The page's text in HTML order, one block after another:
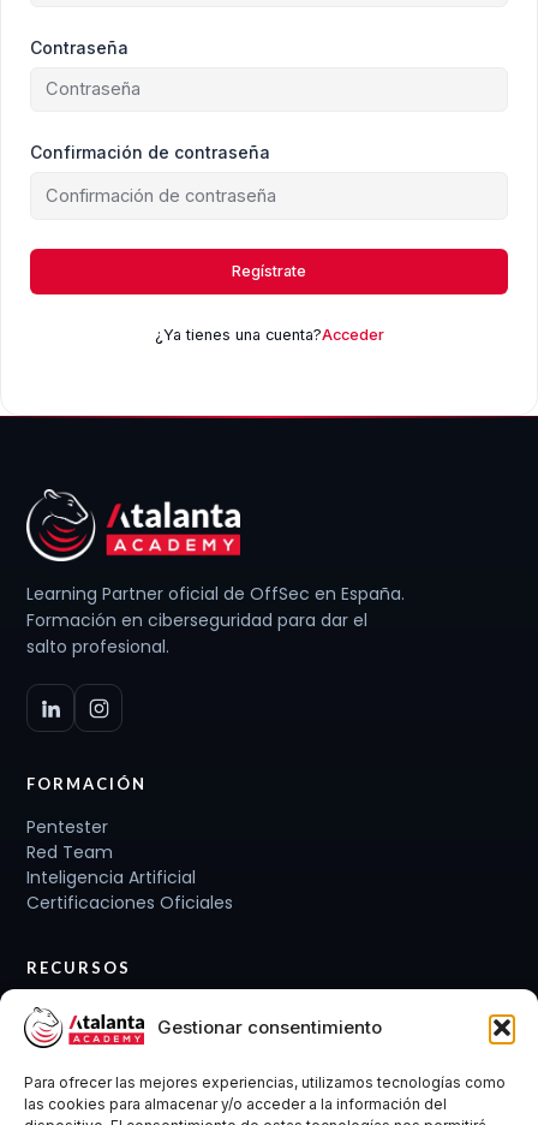
Gestionar consentimiento
Para ofrecer las mejores experiencias, utilizamos tecnologías como
las cookies para almacenar y/o acceder a la información del
Contraseña
Confirmación de contraseña
Regístrate
¿Ya tienes una cuenta?Acceder
Learning Partner oficial de OffSec en España.
Formación en ciberseguridad para dar el
salto profesional.
FORMACIÓN
Pentester
Red Team
Inteligencia Artificial
Certificaciones Oficiales
RECURSOS
Planes de carrera
Cursos y Packs
Conócenos